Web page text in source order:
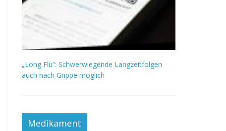
„Long Flu“: Schwerwiegende Langzeitfolgen
auch nach Grippe möglich
Medikament